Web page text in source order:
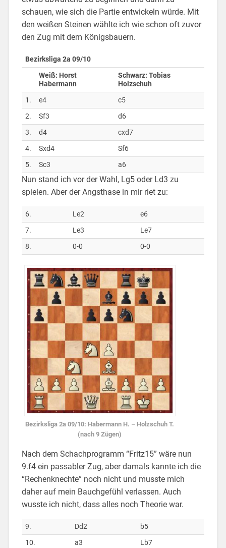
schauen, wie sich die Partie entwickeln würde. Mit
den weißen Steinen wählte ich wie schon oft zuvor
den Zug mit dem Königsbauern.
Bezirksliga 2a 09/10
Weiß: Horst
Habermann
Schwarz: Tobias
Holzschuh
1.
e4
c5
2.
Sf3
d6
3.
d4
cxd7
4.
Sxd4
Sf6
5.
Sc3 a6
Nun stand ich vor der Wahl, Lg5 oder Ld3 zu
spielen. Aber der Angsthase in mir riet zu:
6. Le2
e6
7.
Le3
Le7
8.
0-0 0-0
Bezirksliga 2a 09/10: Habermann H. – Holzschuh T.
(nach 9 Zügen)
Nach dem Schachprogramm “Fritz15” wäre nun
9.f4 ein passabler Zug, aber damals kannte ich die
“Rechenknechte” noch nicht und musste mich
daher auf mein Bauchgefühl verlassen. Auch
wusste ich nicht, dass alles noch Theorie war.
9. Dd2
b5
10.
a3
Lb7